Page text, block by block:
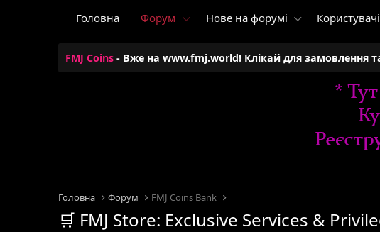
Головна Форум Нове на форумі Користувачі
FMJ Coins - Вже на www.fmj.world! Клікай для замовлення
Головна Форум FMJ Coins Bank
🛒 FMJ Store: Exclusive Services &